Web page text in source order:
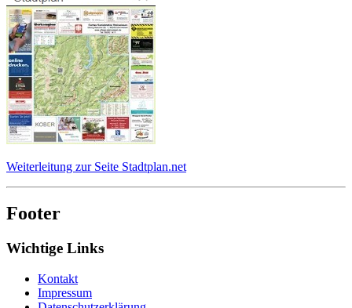
Weiterleitung zur Seite Stadtplan.net
Footer
Wichtige Links
Kontakt
Impressum